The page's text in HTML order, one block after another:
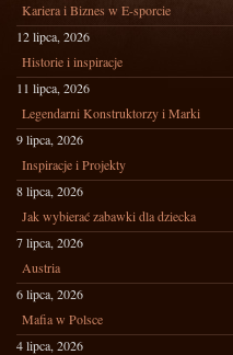
Kariera i Biznes w E-sporcie
12 lipca, 2026
Historie i inspiracje
11 lipca, 2026
Legendarni Konstruktorzy i Marki
9 lipca, 2026
Inspiracje i Projekty
8 lipca, 2026
Jak wybierać zabawki dla dziecka
7 lipca, 2026
Austria
6 lipca, 2026
Mafia w Polsce
4 lipca, 2026